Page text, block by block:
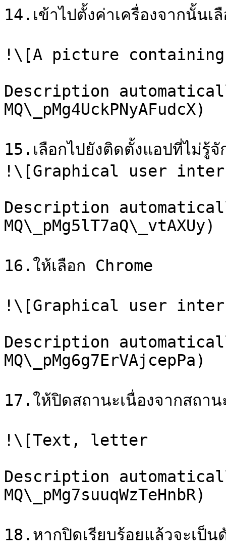
14.เข้าไปตั้งค่าเครื่องจากนั้น
!\[A picture
Description
MQ\_pMg4UckPNyAFudcX)
15.เลือกไปยังติดตั้งแอปที่ไม่รู้
!\[Graphical user
Description
MQ\_pMg5lT7aQ\_vtAXUy)
16.ให้เลือก Chrome
!\[Graphical user
Description
MQ\_pMg6g7ErVAjcepPa)
17.ให้ปิดสถานะเนื่องจากสถา
!\[Text, letter
Description
MQ\_pMg7suuqWzTeHnbR)
18.หากปิดเรียบร้อยแล้วจะเป็น